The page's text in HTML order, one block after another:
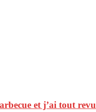
et j’ai tout revu